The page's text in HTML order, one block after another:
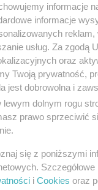
Innych Brzmień
informacje
informacje
usług. Za zgodą
oraz
Twoją prywatność,
jest dobrowolna i
lewym dolnym rogu
prawo sprzeciwić
się z poniższymi
i Cookies oraz